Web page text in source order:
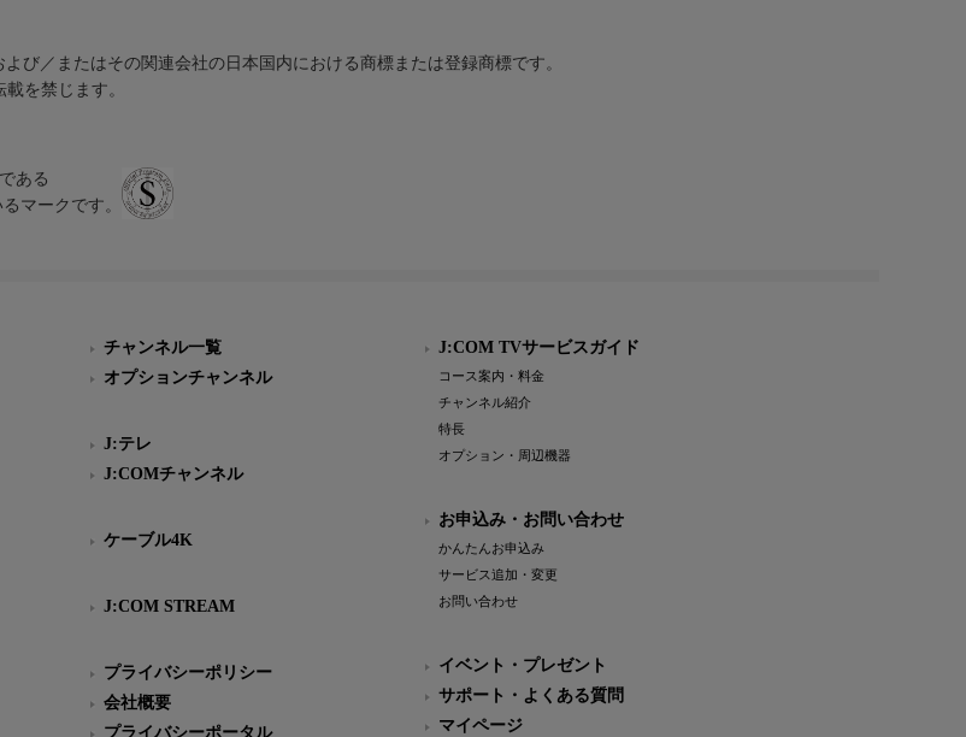
び／またはその関連会社の日本国内における商標または登録商標です。
を禁じます。
ある
マークです。
チャンネル一覧
オプションチャンネル
J:テレ
J:COMチャンネル
ケーブル4K
J:COM STREAM
プライバシーポリシー
会社概要
プライバシーポータル
J:COM TVサービスガイド
コース案内・料金
チャンネル紹介
特長
オプション・周辺機器
お申込み・お問い合わせ
かんたんお申込み
サービス追加・変更
お問い合わせ
イベント・プレゼント
サポート・よくある質問
マイページ